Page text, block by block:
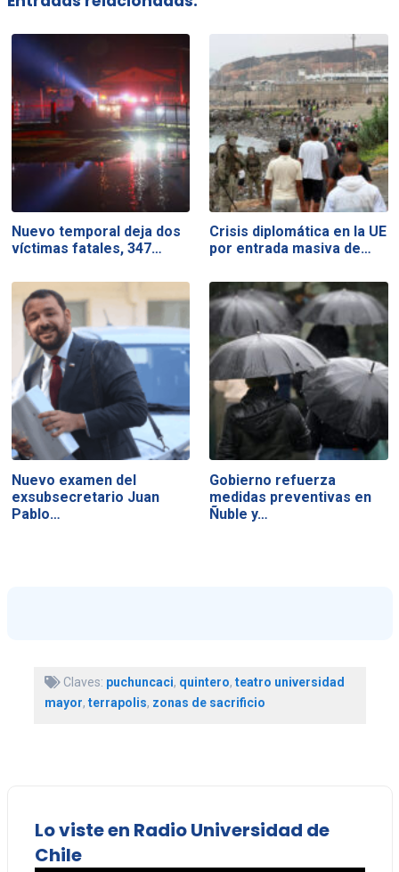
Nuevo temporal deja dos
víctimas fatales, 347…
Crisis diplomática en la UE
por entrada masiva de…
Nuevo examen del
exsubsecretario Juan
Pablo…
Gobierno refuerza
medidas preventivas en
Ñuble y…
Claves: puchuncaci, quintero, teatro universidad
mayor, terrapolis, zonas de sacrificio
Lo viste en Radio Universidad de
Chile